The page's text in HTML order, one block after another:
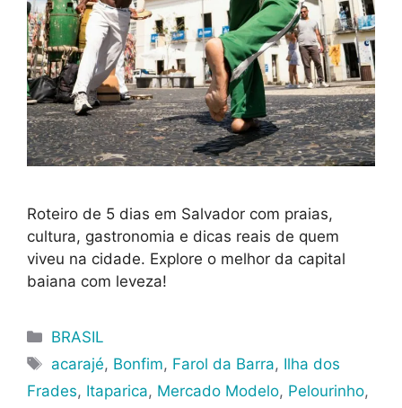
Roteiro de 5 dias em Salvador com praias,
cultura, gastronomia e dicas reais de quem
viveu na cidade. Explore o melhor da capital
baiana com leveza!
Categorias
BRASIL
Tags
acarajé, Bonfim, Farol da Barra, Ilha dos
Frades, Itaparica, Mercado Modelo, Pelourinho,